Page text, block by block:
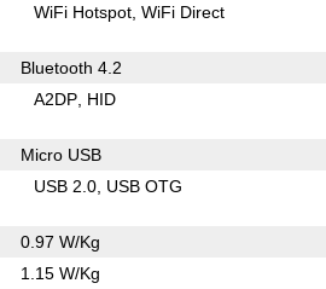
WiFi Hotspot WiFi Direct
Bluetooth 4.2
A2DP HID
Micro USB
USB 2.0 USB OTG
0.97 W/Kg
1.15 W/Kg